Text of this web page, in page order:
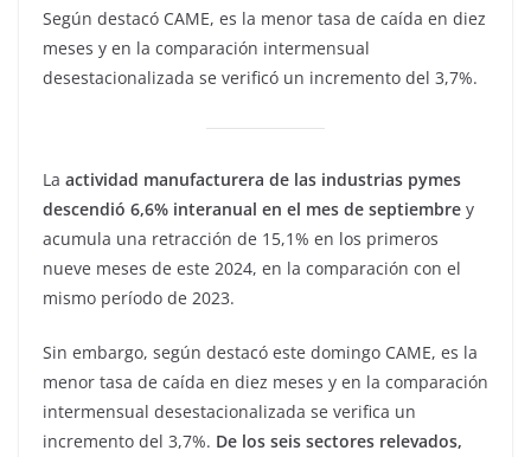
Según destacó CAME, es la menor tasa de caída en diez
meses y en la comparación intermensual
desestacionalizada se verificó un incremento del 3,7%.
La actividad manufacturera de las industrias pymes
descendió 6,6% interanual en el mes de septiembre y
acumula una retracción de 15,1% en los primeros
nueve meses de este 2024, en la comparación con el
mismo período de 2023.
Sin embargo, según destacó este domingo CAME, es la
menor tasa de caída en diez meses y en la comparación
intermensual desestacionalizada se verifica un
incremento del 3,7%. De los seis sectores relevados,